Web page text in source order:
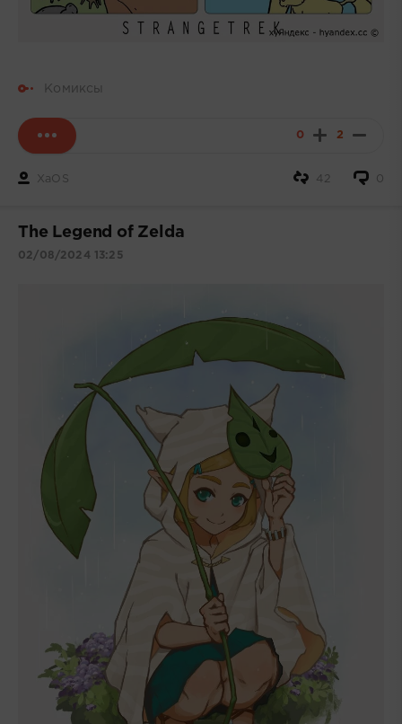
Комиксы
0 2
XaOS 0
42
The Legend of Zelda
02/08/2024 13:25